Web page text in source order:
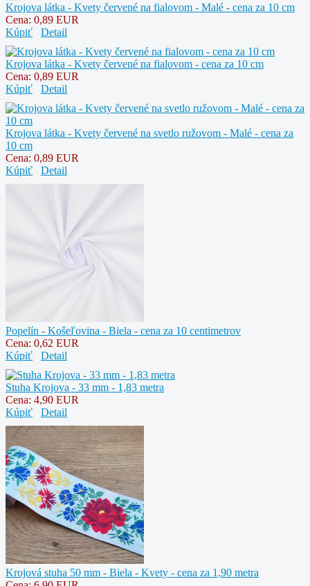
Krojova látka - Kvety červené na fialovom - Malé - cena za 10 cm
Cena: 0,89 EUR
Kúpiť
Detail
Krojova látka - Kvety červené na fialovom - cena za 10 cm
Cena: 0,89 EUR
Kúpiť
Detail
Krojova látka - Kvety červené na svetlo ružovom - Malé - cena za
10 cm
Cena: 0,89 EUR
Kúpiť
Detail
Popelín - Košeľovina - Biela - cena za 10 centimetrov
Cena: 0,62 EUR
Kúpiť
Detail
Stuha Krojova - 33 mm - 1,83 metra
Cena: 4,90 EUR
Kúpiť
Detail
Krojová stuha 50 mm - Biela - Kvety - cena za 1,90 metra